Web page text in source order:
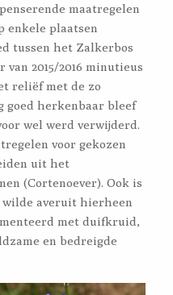
maatregelen
enkele plaatsen
tussen het Zalkerbos
2015/2016 minutieus
reliëf met de zo
goed herkenbaar bleef
wel werd verwijderd.
voor gekozen
uit het
(Cortenoever). Ook is
wilde averuit hierheen
met duifkruid,
en bedreigde